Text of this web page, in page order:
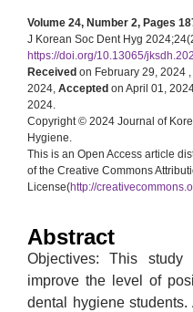
Volume 24, Number 2, Pages
J Korean Soc Dent Hyg
https://doi.org/10.13065/
Received on February 29, 2024 ,
2024, Accepted on April 01,
2024.
Copyright © 2024 Journal of
Hygiene.
This is an Open Access article
of the Creative Commons
License(http://
Abstract
Objectives: This
improve the level of
dental hygiene